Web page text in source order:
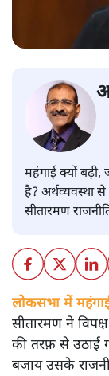
महंगाई क्यों बढ़ी,
है? अर्थव्यवस्था से
सीतारमण
लोकसभा में
सीतारमण ने
की तरफ़ से उठाई
बजाय उसके